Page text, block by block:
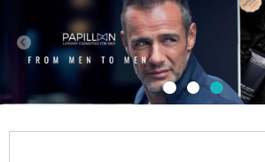
HIGIENE ORAL
SEXUALIDADE
BEM-ESTAR
MEDICAMENTOS